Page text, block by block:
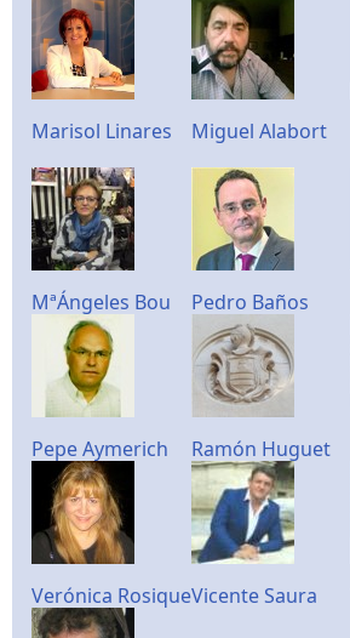
Marisol Linares Miguel Alabort
MªÁngeles Bou Pedro Baños
Pepe Aymerich Ramón Huguet
Verónica RosiqueVicente Saura